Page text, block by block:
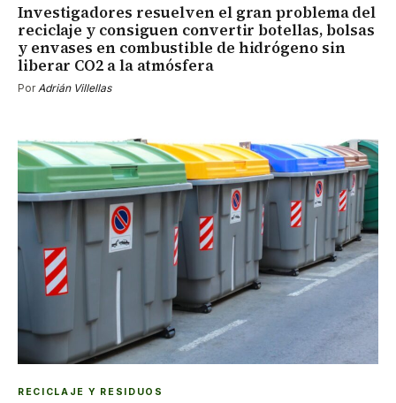
Investigadores resuelven el gran problema del
reciclaje y consiguen convertir botellas, bolsas
y envases en combustible de hidrógeno sin
liberar CO2 a la atmósfera
Por Adrián Villellas
RECICLAJE Y RESIDUOS